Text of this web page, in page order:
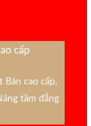
cấp
Bản cao cấp,
tầm đẳng